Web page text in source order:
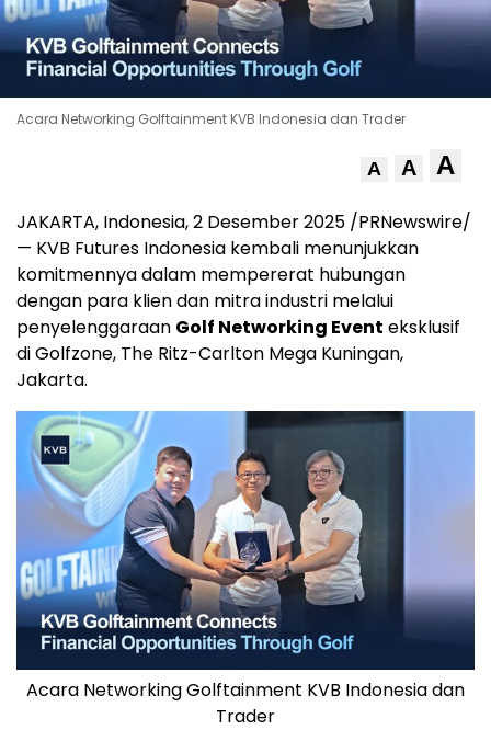
Acara Networking Golftainment KVB Indonesia dan Trader
A A A
JAKARTA, Indonesia, 2 Desember 2025 /PRNewswire/
— KVB Futures Indonesia kembali menunjukkan
komitmennya dalam mempererat hubungan
dengan para klien dan mitra industri melalui
penyelenggaraan Golf Networking Event eksklusif
di Golfzone, The Ritz-Carlton Mega Kuningan,
Jakarta.
Acara Networking Golftainment KVB Indonesia dan
Trader